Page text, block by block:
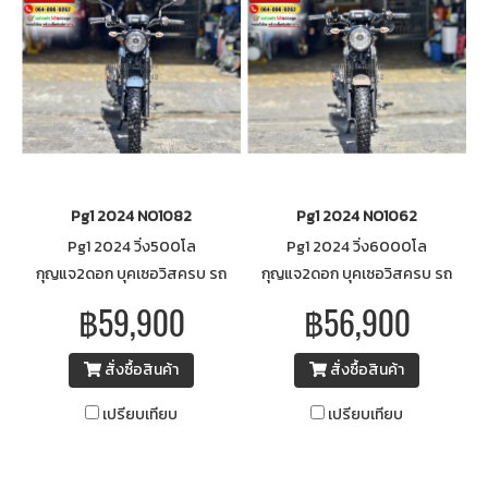
Pg1 2024 NO1082
Pg1 2024 วิ่ง500โล
กุญแจ2ดอก บุคเซอวิสครบ รถ
แดงNO1082 สอบถามโทร.064-
896-9262 ID: 0648969262
฿59,900
สั่งซื้อสินค้า
เปรียบเทียบ
Pg1 2024 NO1062
Pg1 2024 วิ่ง6000โล
กุญแจ2ดอก บุคเซอวิสครบ รถ
NO1062 สอบถามโทร.064-
896-9262 ID: 0648969262
฿56,900
สั่งซื้อสินค้า
เปรียบเทียบ